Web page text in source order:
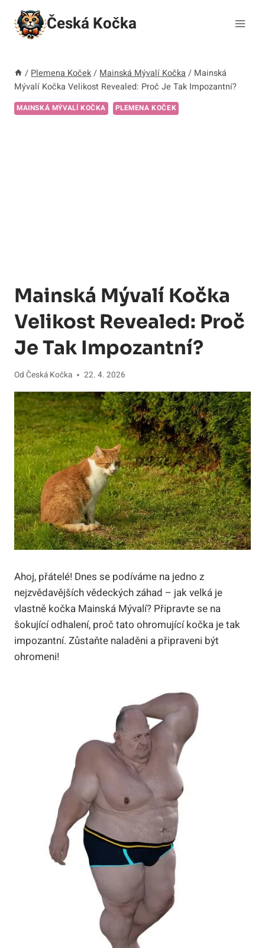
Přeskočit
obsah
Česká Kočka
/ Plemena Koček / Mainská Mývalí Kočka / Mainská
Mývalí Kočka Velikost Revealed: Proč Je Tak Impozantní?
MAINSKÁ MÝVALÍ KOČKA PLEMENA KOČEK
Mainská Mývalí Kočka
Velikost Revealed: Proč
Je Tak Impozantní?
Od Česká Kočka 22. 4. 2026
Ahoj, přátelé! Dnes se podíváme na jedno z
nejzvědavějších vědeckých záhad – jak velká je
vlastně kočka Mainská Mývalí? Připravte se na
šokující odhalení, proč tato ohromující kočka je tak
impozantní. Zůstaňte naladěni a připraveni být
ohromeni!